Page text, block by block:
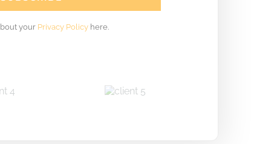
your Privacy Policyhere.